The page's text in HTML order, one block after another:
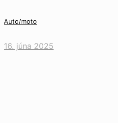
Auto/moto
16. júna 2025